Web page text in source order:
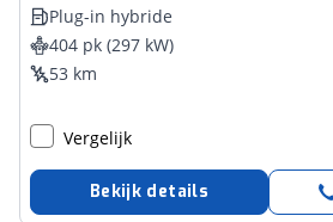
Plug-in hybride
404 pk (297 kW)
53 km
Vergelijk
Bekijk details